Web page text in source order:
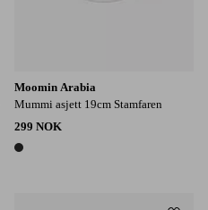
Moomin Arabia
Mummi asjett 19cm Stamfaren
299 NOK
1 farge